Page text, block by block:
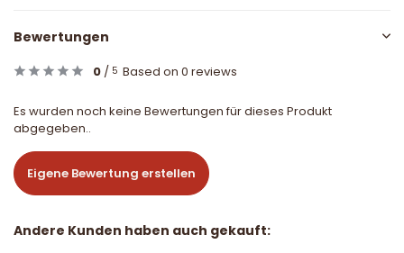
Bewertungen
0 / 5 Based on 0 reviews
Es wurden noch keine Bewertungen für dieses Produkt
abgegeben..
Eigene Bewertung erstellen
Andere Kunden haben auch gekauft: